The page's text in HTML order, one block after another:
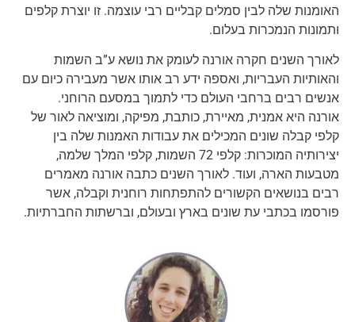
האומנות שלה לבין סמלים קבליים רבי עוצמה. זו יוצרת קלפים
ותמונות הנמכרות בעלום.
לאורך השנים חקרה אורנה לעומק את נושא ע”ב השמות
והאותיות העבריות, ואספה ידע רב אותו אשר מעבירה כיום עם
אנשים רבים ברחבי העולם כדי לתמוך במסעם הרוחני.
אורנה היא אמנית, מאיירת, כותבת, מפיקה, ומוציאה לאור של
קלפי קבלה שונים המכילים את עבודות האמנות שלה בין
יצירותיה המוכרות: קלפי 72 השמות, קלפי המלך שלמה,
מטבעות הארה, ועוד. לאורך השנים כתבה אורנה מאמרים
רבים בנושאים הקשורים להתפתחות רוחנית וקבלה, אשר
פורסמו בכתבי עת שונים בארץ ובעולם, וברשתות החברתיות.